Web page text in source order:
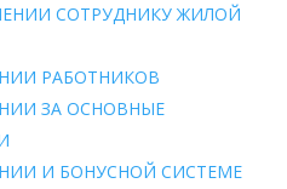
СОТРУДНИКУ ЖИЛОЙ
РАБОТНИКОВ
ЗА ОСНОВНЫЕ
И БОНУСНОЙ СИСТЕМЕ